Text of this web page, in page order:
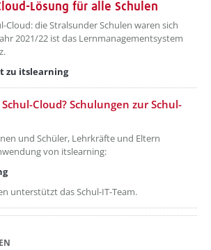
Lösung für alle Schulen
titel ???
Cloud: die Stralsunder Schulen waren sich
2021/22 ist das Lernmanagementsystem
zu itslearning
titel ???
Cloud? Schulungen zur Schul-
und Schüler, Lehrkräfte und Eltern
von itslearning:
unterstützt das Schul-IT-Team.